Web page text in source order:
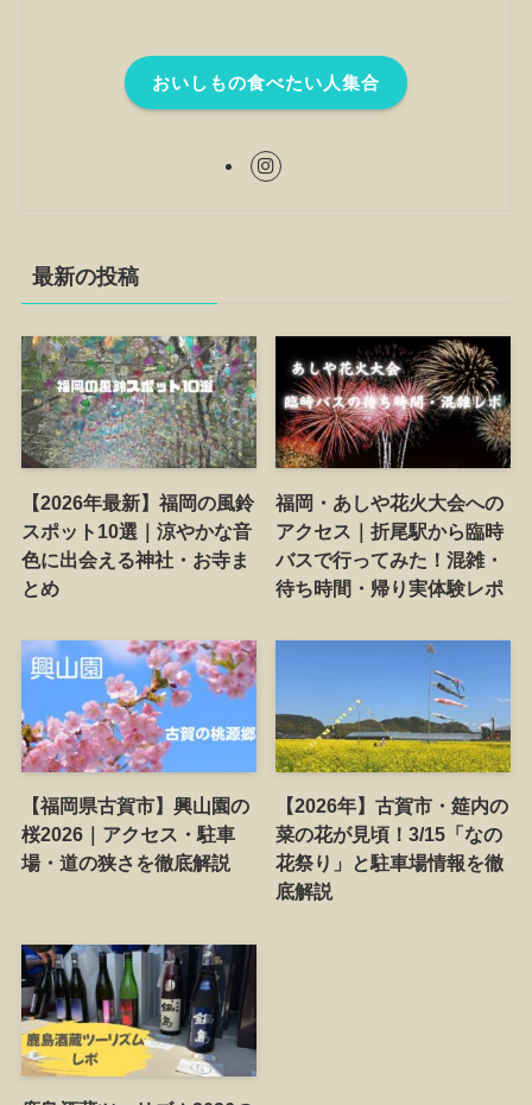
おいしもの食べたい人集合
最新の投稿
【2026年最新】福岡の風鈴
スポット10選｜涼やかな音
色に出会える神社・お寺ま
とめ
福岡・あしや花火大会への
アクセス｜折尾駅から臨時
バスで行ってみた！混雑・
待ち時間・帰り実体験レポ
【福岡県古賀市】興山園の
桜2026｜アクセス・駐車
場・道の狭さを徹底解説
【2026年】古賀市・筵内の
菜の花が見頃！3/15「なの
花祭り」と駐車場情報を徹
底解説